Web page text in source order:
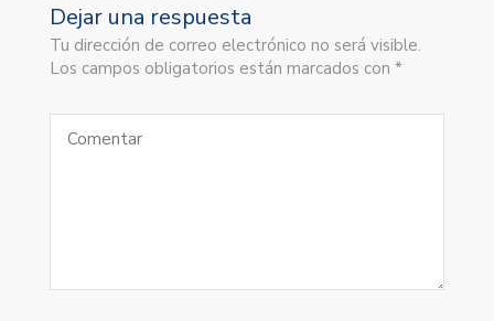
Dejar una respuesta
Tu dirección de correo electrónico no será visible.
Los campos obligatorios están marcados con *